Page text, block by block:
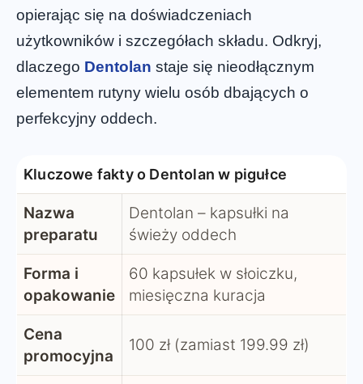
opierając się na doświadczeniach
użytkowników i szczegółach składu. Odkryj,
dlaczego Dentolan staje się nieodłącznym
elementem rutyny wielu osób dbających o
perfekcyjny oddech.
Kluczowe fakty o Dentolan w pigułce
Nazwa
preparatu
Dentolan – kapsułki na
świeży oddech
Forma i
opakowanie
60 kapsułek w słoiczku,
miesięczna kuracja
Cena
promocyjna
100 zł (zamiast 199.99 zł)